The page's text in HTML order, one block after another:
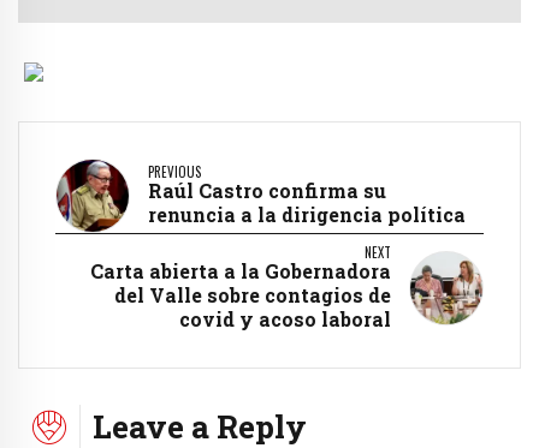
PREVIOUS
Raúl Castro confirma su
renuncia a la dirigencia política
NEXT
Carta abierta a la Gobernadora
del Valle sobre contagios de
covid y acoso laboral
Leave a Reply